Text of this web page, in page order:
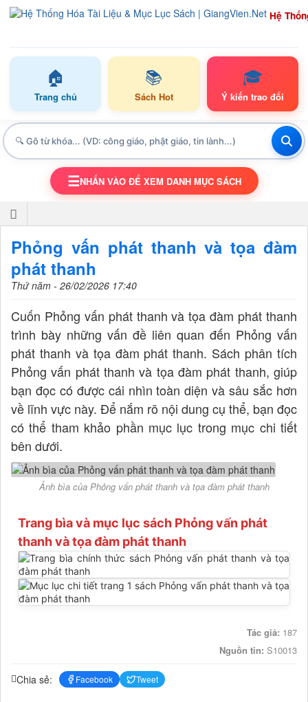
Hệ
🏠
Trang chủ
📚
Sách Hot
🎓
Ý kiến trao đổi
TOGGLE NAVIGATION
☰NHẤN VÀO ĐỂ XEM DANH MỤC SÁCH
Phỏng vấn phát thanh và tọa đàm
phát thanh
Thứ năm - 26/02/2026 17:40
Cuốn Phỏng vấn phát thanh và tọa đàm phát thanh
trình bày những vấn đề liên quan đến Phỏng vấn
phát thanh và tọa đàm phát thanh. Sách phân tích
Phỏng vấn phát thanh và tọa đàm phát thanh, giúp
bạn đọc có được cái nhìn toàn diện và sâu sắc hơn
về lĩnh vực này. Để nắm rõ nội dung cụ thể, bạn đọc
có thể tham khảo phần mục lục trong mục chi tiết
bên dưới.
Ảnh bìa của Phỏng vấn phát thanh và tọa đàm phát thanh
Trang bìa và mục lục sách Phỏng vấn phát
thanh và tọa đàm phát thanh
Tác giả: 187
Nguồn tin: S10013
Chia sẻ: Facebook Tweet